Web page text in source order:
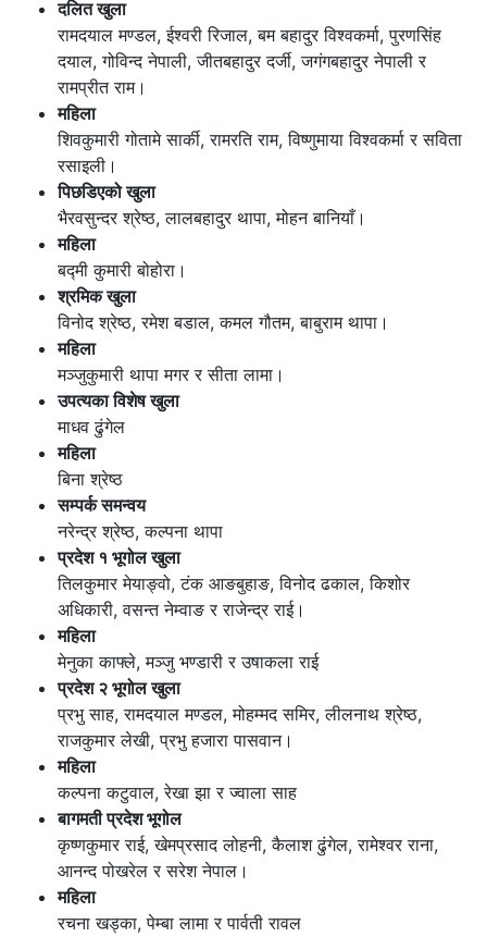
दलित खुला
रामदयाल मण्डल, ईश्वरी रिजाल, बम बहादुर विश्वकर्मा, पुरणसिंह
दयाल, गोविन्द नेपाली, जीतबहादुर दर्जी, जगंगबहादुर नेपाली र
रामप्रीत राम।
महिला
शिवकुमारी गोतामे सार्की, रामरति राम, विष्णुमाया विश्वकर्मा र सविता
रसाइली।
पिछडिएको खुला
भैरवसुन्दर श्रेष्ठ, लालबहादुर थापा, मोहन बानियाँ।
महिला
बद्मी कुमारी बोहोरा।
श्रमिक खुला
विनोद श्रेष्ठ, रमेश बडाल, कमल गौतम, बाबुराम थापा।
महिला
मञ्जुकुमारी थापा मगर र सीता लामा।
उपत्यका विशेष खुला
माधव ढुंगेल
महिला
बिना श्रेष्ठ
सम्पर्क समन्वय
नरेन्द्र श्रेष्ठ, कल्पना थापा
प्रदेश १ भूगोल खुला
तिलकुमार मेयाङ्वो, टंक आङबुहाङ, विनोद ढकाल, किशोर
अधिकारी, वसन्त नेम्वाङ र राजेन्द्र राई।
महिला
मेनुका काफ्ले, मञ्जु भण्डारी र उषाकला राई
प्रदेश २ भूगोल खुला
प्रभु साह, रामदयाल मण्डल, मोहम्मद समिर, लीलनाथ श्रेष्ठ,
राजकुमार लेखी, प्रभु हजारा पासवान।
महिला
कल्पना कटुवाल, रेखा झा र ज्वाला साह
बागमती प्रदेश भूगोल
कृष्णकुमार राई, खेमप्रसाद लोहनी, कैलाश ढुंगेल, रामेश्वर राना,
आनन्द पोखरेल र सरेश नेपाल।
महिला
रचना खड्का, पेम्बा लामा र पार्वती रावल